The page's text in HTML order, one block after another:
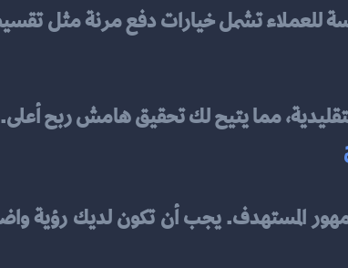
التقليدية، مما يتيح لك تحقيق هامش ربح أعلى.